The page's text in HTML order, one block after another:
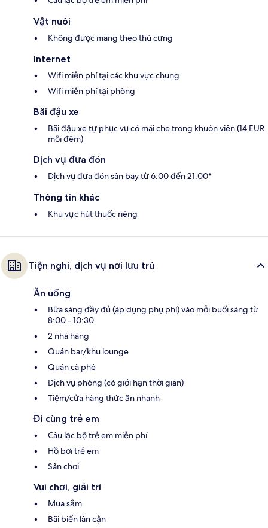
Vật nuôi
Không được mang theo thú cưng
Internet
Wifi miễn phí tại các khu vực chung
Wifi miễn phí tại phòng
Bãi đậu xe
Bãi đậu xe tự phục vụ có mái che trong khuôn viên (14 EUR
mỗi đêm)
Dịch vụ đưa đón
Dịch vụ đưa đón sân bay từ 6:00 đến 21:00*
Thông tin khác
Khu vực hút thuốc riêng
Tiện nghi, dịch vụ nơi lưu trú
Ăn uống
Bữa sáng đầy đủ (áp dụng phụ phí) vào mỗi buổi sáng từ
8:00 - 10:30
2 nhà hàng
Quán bar/khu lounge
Quán cà phê
Dịch vụ phòng (có giới hạn thời gian)
Tiệm/cửa hàng thức ăn nhanh
Đi cùng trẻ em
Câu lạc bộ trẻ em miễn phí
Hồ bơi trẻ em
Sân chơi
Vui chơi, giải trí
Mua sắm
Bãi biển lân cận